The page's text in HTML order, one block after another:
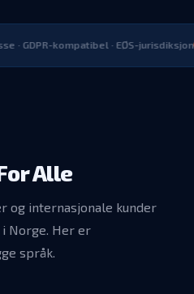
kompatibel · EØS-jurisdiksjon
Alle
og internasjonale kunder
Norge. Her er
språk.